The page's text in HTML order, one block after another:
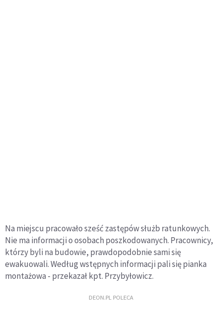
Na miejscu pracowało sześć zastępów służb ratunkowych.
Nie ma informacji o osobach poszkodowanych. Pracownicy,
którzy byli na budowie, prawdopodobnie sami się
ewakuowali. Według wstępnych informacji pali się pianka
montażowa - przekazał kpt. Przybyłowicz.
DEON.PL POLECA